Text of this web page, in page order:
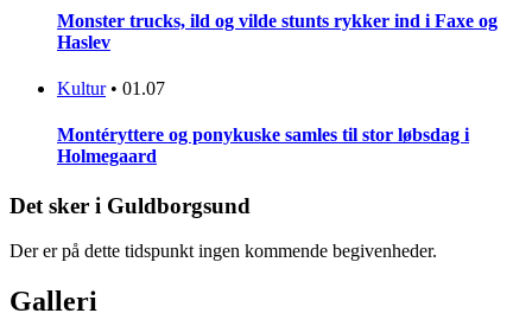
Monster trucks, ild og vilde stunts rykker ind i Faxe og
Haslev
Kultur • 01.07
Montéryttere og ponykuske samles til stor løbsdag i
Holmegaard
Det sker i Guldborgsund
Der er på dette tidspunkt ingen kommende begivenheder.
Galleri